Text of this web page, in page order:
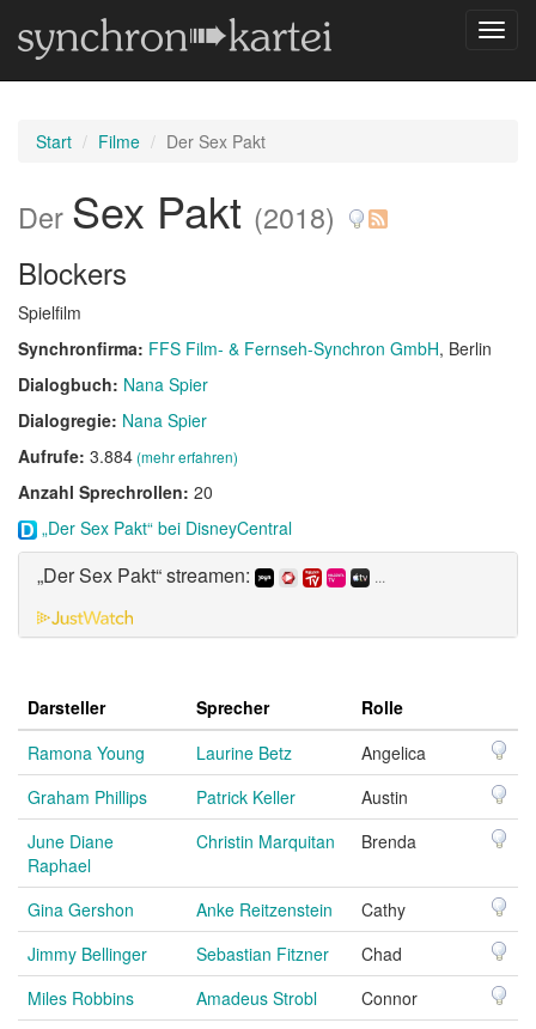
Start Filme Der Sex Pakt
Der Sex Pakt (2018)
Blockers
Spielfilm
Synchronfirma: FFS Film- & Fernseh-Synchron GmbH, Berlin
Dialogbuch: Nana Spier
Dialogregie: Nana Spier
Aufrufe: 3.884(mehr erfahren)
Anzahl Sprechrollen: 20
„Der Sex Pakt“ bei DisneyCentral
„Der Sex Pakt“ streamen: ...
Darsteller Sprecher
Rolle
Ramona Young
Laurine Betz
Angelica
Graham Phillips
Patrick Keller
Austin
June Diane
Raphael
Christin Marquitan Brenda
Gina Gershon Anke Reitzenstein
Cathy
Jimmy Bellinger
Sebastian Fitzner
Chad
Miles Robbins
Amadeus Strobl
Connor